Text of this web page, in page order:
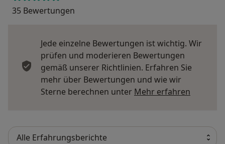
35 Bewertungen
Jede einzelne Bewertungen ist wichtig. Wir
prüfen und moderieren Bewertungen
gemäß unserer Richtlinien. Erfahren Sie
mehr über Bewertungen und wie wir
Sterne berechnen unter Mehr erfahren